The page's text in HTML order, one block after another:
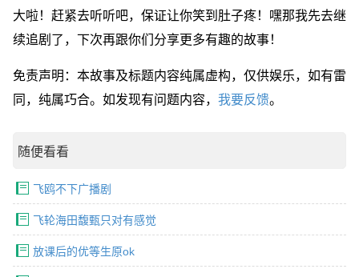
大啦！赶紧去听听吧，保证让你笑到肚子疼！嘿那我先去继
续追剧了，下次再跟你们分享更多有趣的故事！
免责声明：本故事及标题内容纯属虚构，仅供娱乐，如有雷
同，纯属巧合。如发现有问题内容， 我要反馈。
随便看看
飞鸥不下广播剧
飞轮海田馥甄只对有感觉
放课后的优等生原ok